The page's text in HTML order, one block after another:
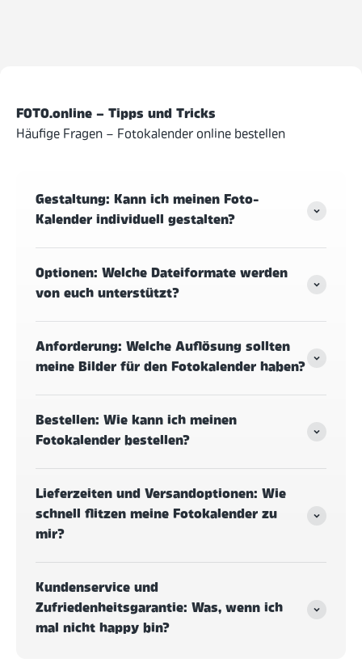
FOTO.online – Tipps und Tricks
Häufige Fragen – Fotokalender online bestellen
Gestaltung: Kann ich meinen Foto-
Kalender individuell gestalten?
Optionen: Welche Dateiformate werden
von euch unterstützt?
Anforderung: Welche Auflösung sollten
meine Bilder für den Fotokalender haben?
Bestellen: Wie kann ich meinen
Fotokalender bestellen?
Lieferzeiten und Versandoptionen: Wie
schnell flitzen meine Fotokalender zu
mir?
Kundenservice und
Zufriedenheitsgarantie: Was, wenn ich
mal nicht happy bin?